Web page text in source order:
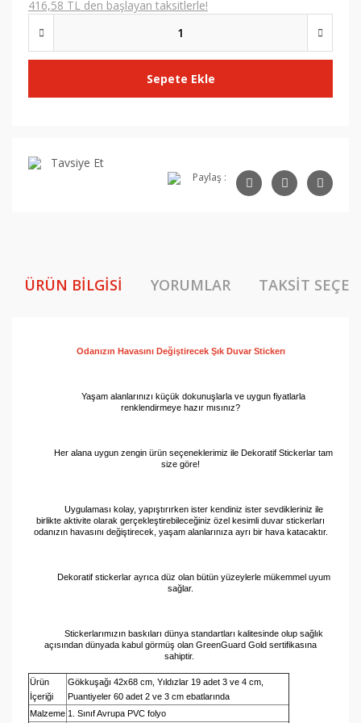
416,58 TL den başlayan taksitlerle!
Sepete Ekle
Tavsiye Et
Paylaş :
ÜRÜN BILGISI YORUMLAR TAKSIT
Odanızın Havasını Değiştirecek Şık Duvar Stickerı
Yaşam alanlarınızı küçük dokunuşlarla ve uygun fiyatlarla
renklendirmeye hazır mısınız?
Her alana uygun zengin ürün seçeneklerimiz ile Dekoratif Stickerlar tam
size göre!
Uygulaması kolay, yapıştırırken ister kendiniz ister sevdikleriniz ile
birlikte aktivite olarak gerçekleştirebileceğiniz özel kesimli duvar stickerları
odanızın havasını değiştirecek, yaşam alanlarınıza ayrı bir hava katacaktır.
Dekoratif stickerlar ayrıca düz olan bütün yüzeylerle mükemmel uyum
sağlar.
Stickerlarımızın baskıları dünya standartları kalitesinde olup sağlık
açısından dünyada kabul görmüş olan GreenGuard Gold sertifikasına
sahiptir.
Ürün
İçeriği
Gökkuşağı 42x68 cm, Yıldızlar 19 adet 3 ve 4 cm,
Puantiyeler 60 adet 2 ve 3 cm ebatlarında
Malzeme 1. Sınıf Avrupa PVC folyo